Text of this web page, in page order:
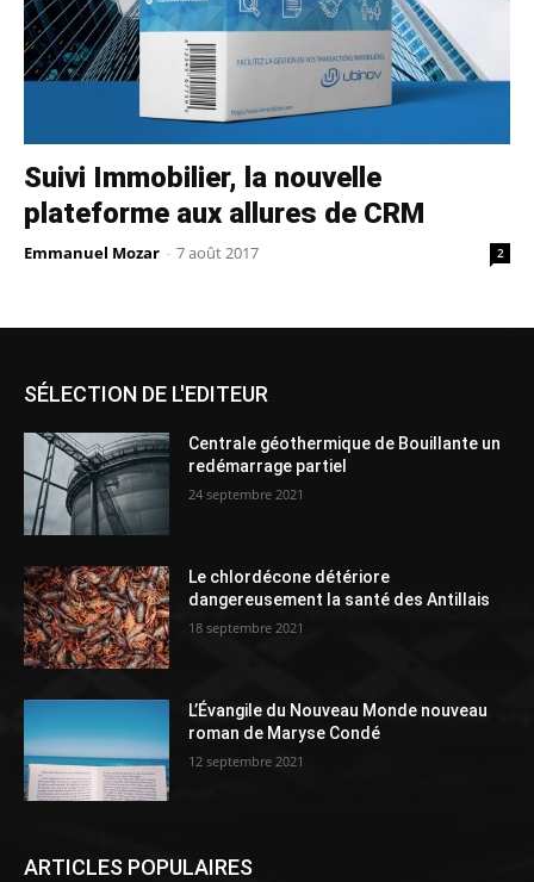
Suivi Immobilier, la nouvelle
plateforme aux allures de CRM
Emmanuel Mozar - 7 août 2017 2
SÉLECTION DE L'EDITEUR
Centrale géothermique de Bouillante un
redémarrage partiel
24 septembre 2021
Le chlordécone détériore
dangereusement la santé des Antillais
18 septembre 2021
L’Évangile du Nouveau Monde nouveau
roman de Maryse Condé
12 septembre 2021
ARTICLES POPULAIRES